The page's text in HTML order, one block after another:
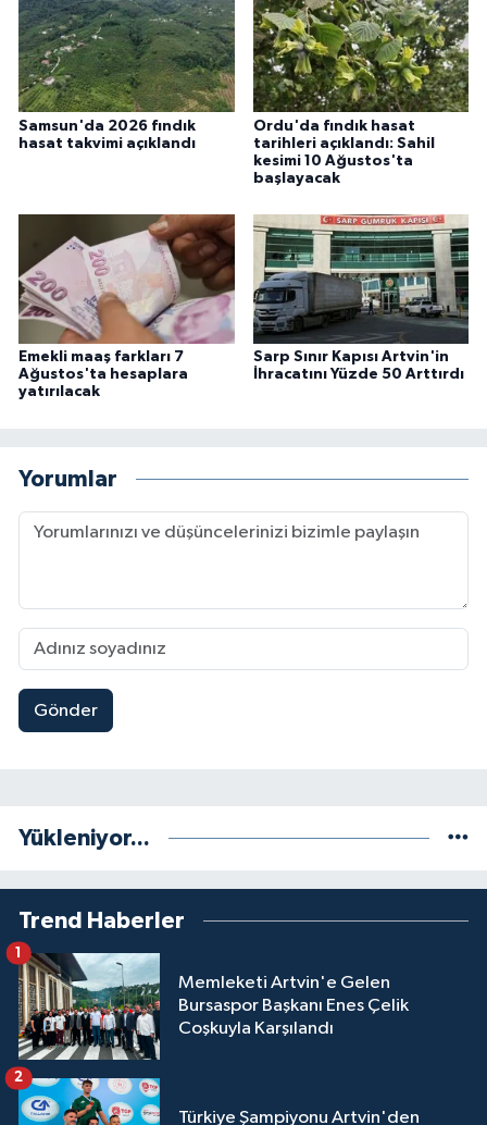
Samsun'da 2026 fındık
hasat takvimi açıklandı
Ordu'da fındık hasat
tarihleri açıklandı: Sahil
kesimi 10 Ağustos'ta
başlayacak
Emekli maaş farkları 7
Ağustos'ta hesaplara
yatırılacak
Sarp Sınır Kapısı Artvin'in
İhracatını Yüzde 50 Arttırdı
Yorumlar
Gönder
Yükleniyor...
Trend Haberler
Memleketi Artvin'e Gelen
Bursaspor Başkanı Enes Çelik
Coşkuyla Karşılandı
1
Türkiye Şampiyonu Artvin'den
2